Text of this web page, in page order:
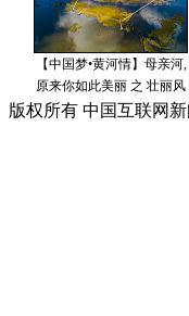
版权所有 中国互联网新